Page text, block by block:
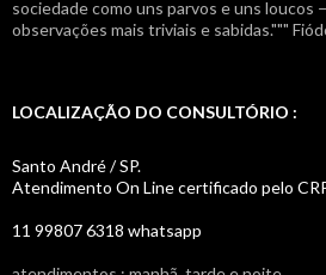
sociedade como uns parvos e uns loucos
observações mais triviais e sabidas."""
LOCALIZAÇÃO DO CONSULTÓRIO :
Santo André / SP.
Atendimento On Line certificado pelo
11 99807 6318 whatsapp